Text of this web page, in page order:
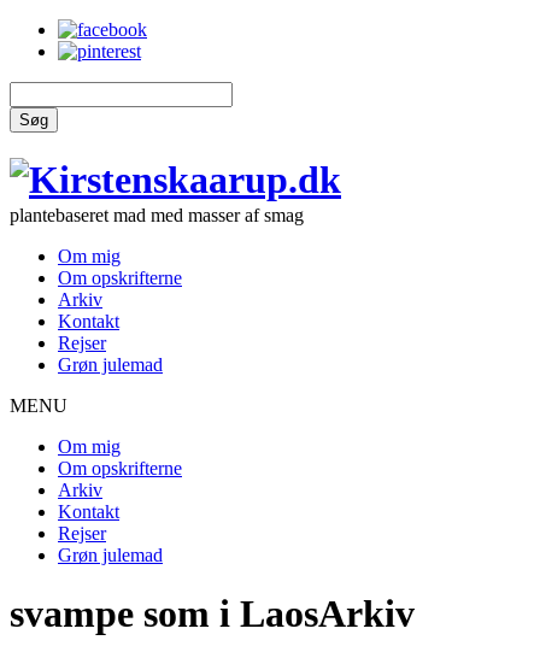
Søg
plantebaseret mad med masser af smag
Om mig
Om opskrifterne
Arkiv
Kontakt
Rejser
Grøn julemad
MENU
Om mig
Om opskrifterne
Arkiv
Kontakt
Rejser
Grøn julemad
svampe som i LaosArkiv